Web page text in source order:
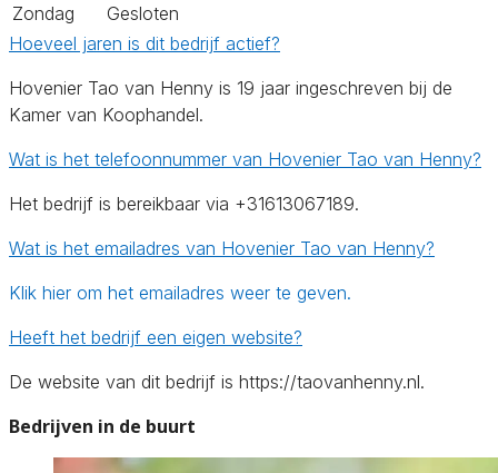
Zondag
Gesloten
Hoeveel jaren is dit bedrijf actief?
Hovenier Tao van Henny is 19 jaar ingeschreven bij de
Kamer van Koophandel.
Wat is het telefoonnummer van Hovenier Tao van Henny?
Het bedrijf is bereikbaar via +31613067189.
Wat is het emailadres van Hovenier Tao van Henny?
Klik hier om het emailadres weer te geven.
Heeft het bedrijf een eigen website?
De website van dit bedrijf is https://taovanhenny.nl.
Bedrijven in de buurt